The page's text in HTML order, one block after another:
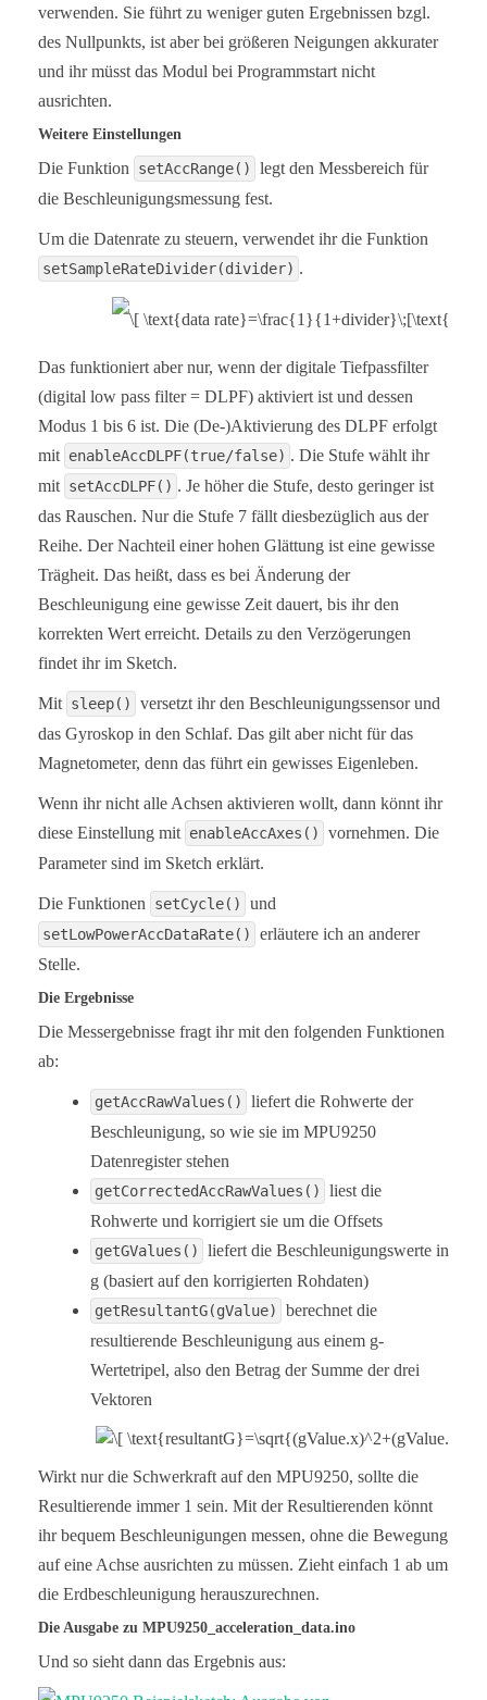
/*  Set accelerometer output data rate in low
   *   MPU9250_LP_ACC_ODR_0_24          0.24 Hz
   *   MPU9250_LP_ACC_ODR_0_49          0.49 Hz
   *   MPU9250_LP_ACC_ODR_0_98          0.98 Hz
   *   MPU9250_LP_ACC_ODR_1_95          1.95 Hz
   *   MPU9250_LP_ACC_ODR_7_81          7.81 Hz
   *   MPU9250_LP_ACC_ODR_15_63        15.63 Hz
   *   MPU9250_LP_ACC_ODR_31_25        31.25 Hz
   *   MPU9250_LP_ACC_ODR_62_5         62.5 Hz
   *   MPU9250_LP_ACC_ODR_125         125 Hz
   *   MPU9250_LP_ACC_ODR_250         250 Hz
   *   MPU9250_LP_ACC_ODR_500         500 Hz
   */
/* sleep() sends the MPU9250 to sleep or wakes
   */
  //myMPU9250.sleep(true);
/* If cycle is set, and standby or sleep are not
*  sleep and taking a sample at a rate
   */
  //myMPU9250.enableCycle(true);
/* You can enable or disable the axes for
* By default all axes are enabled.
* MPU9250_ENABLE_XYZ  //all axes are enabled
* MPU9250_ENABLE_XY0  // X, Y enabled, Z
   * MPU9250_ENABLE_X0Z
   * MPU9250_ENABLE_0YZ
   * MPU9250_ENABLE_0Y0
   * MPU9250_ENABLE_000  // all axes disabled
   */
  //myMPU9250.enableAccAxes(MPU9250_ENABLE_XYZ);
  xyzFloat accRaw = myMPU9250.getAccRawValues();
xyzFloat accCorrRaw =
float resultantG =
Serial.println("Raw acceleration values
  Serial.print(accRaw.x);
  Serial.print(accRaw.y);
  Serial.println(accRaw.z);
  Serial.print(accCorrRaw.x);
  Serial.print("   ");
  Serial.print(accCorrRaw.y);
  Serial.print("   ");
  Serial.println(accCorrRaw.z);
  Serial.print(gValue.x);
  Serial.print("   ");
  Serial.print("   ");
  Serial.println(gValue.z);
  Serial.print("Resultant g: ");
Serial.println(resultantG); // should always
  delay(1000);
verwenden. Sie führt zu weniger guten Ergebnissen bzgl.
des Nullpunkts, ist aber bei größeren Neigungen akkurater
und ihr müsst das Modul bei Programmstart nicht
ausrichten.
Weitere Einstellungen
Die Funktion setAccRange()
legt den Messbereich für
die Beschleunigungsmessung fest.
Um die Datenrate zu steuern, verwendet ihr die Funktion
setSampleRateDivider(divider) .
Das funktioniert aber nur, wenn der digitale Tiefpassfilter
(digital low pass filter = DLPF) aktiviert ist und dessen
Modus 1 bis 6 ist. Die (De-)Aktivierung des DLPF erfolgt
mit enableAccDLPF(true/false) . Die Stufe wählt ihr
mit setAccDLPF() . Je höher die Stufe, desto geringer ist
das Rauschen. Nur die Stufe 7 fällt diesbezüglich aus der
Reihe. Der Nachteil einer hohen Glättung ist eine gewisse
Trägheit. Das heißt, dass es bei Änderung der
Beschleunigung eine gewisse Zeit dauert, bis ihr den
korrekten Wert erreicht. Details zu den Verzögerungen
findet ihr im Sketch.
Mit sleep()
versetzt ihr den Beschleunigungssensor und
das Gyroskop in den Schlaf. Das gilt aber nicht für das
Magnetometer, denn das führt ein gewisses Eigenleben.
Wenn ihr nicht alle Achsen aktivieren wollt, dann könnt ihr
diese Einstellung mit enableAccAxes()
vornehmen. Die
Parameter sind im Sketch erklärt.
Die Funktionen setCycle() und
setLowPowerAccDataRate()
erläutere ich an anderer
Stelle.
Die Ergebnisse
Die Messergebnisse fragt ihr mit den folgenden Funktionen
ab:
getAccRawValues()
liefert die Rohwerte der
Beschleunigung, so wie sie im MPU9250
Datenregister stehen
getCorrectedAccRawValues()
liest die
Rohwerte und korrigiert sie um die Offsets
getGValues()
liefert die Beschleunigungswerte in
g (basiert auf den korrigierten Rohdaten)
getResultantG(gValue)
berechnet die
resultierende Beschleunigung aus einem g-
Wertetripel, also den Betrag der Summe der drei
Vektoren
Wirkt nur die Schwerkraft auf den MPU9250, sollte die
Resultierende immer 1 sein. Mit der Resultierenden könnt
ihr bequem Beschleunigungen messen, ohne die Bewegung
auf eine Achse ausrichten zu müssen. Zieht einfach 1 ab um
die Erdbeschleunigung herauszurechnen.
Die Ausgabe zu MPU9250_acceleration_data.ino
Und so sieht dann das Ergebnis aus: